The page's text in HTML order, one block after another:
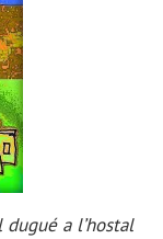
a l’hostal